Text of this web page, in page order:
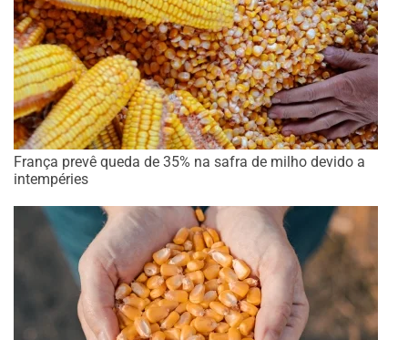
França prevê queda de 35% na safra de milho devido a
intempéries